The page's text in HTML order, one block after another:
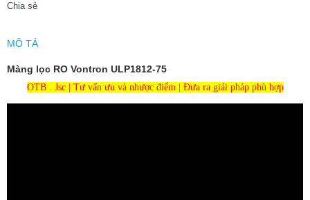
Chia sẻ
MÔ TẢ
Màng lọc RO Vontron ULP1812-75
OTB . Jsc | Tư vấn ưu và nhược điểm | Đưa ra giải pháp phù hợp